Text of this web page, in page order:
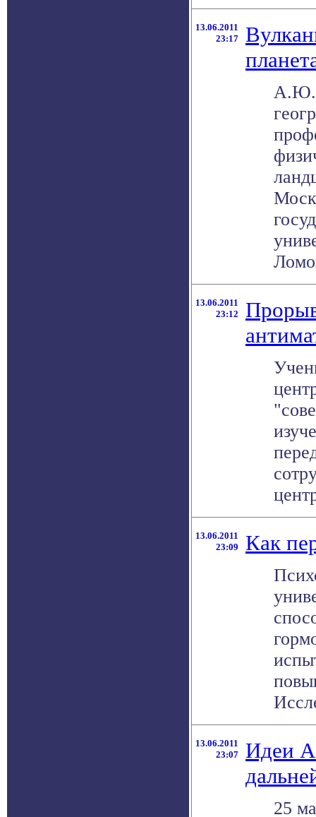
13.06.2011
23:17
А.Ю.
13.06.2011
23:12
13.06.2011
23:09
Как
13.06.2011
23:07
Идеи
25